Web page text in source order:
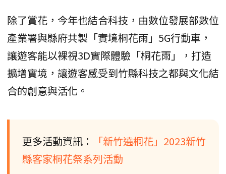
除了賞花，今年也結合科技，由數位發展部數位
產業署與縣府共製「實境桐花雨」5G行動車，
讓遊客能以裸視3D實際體驗「桐花雨」，打造
擴增實境，讓遊客感受到竹縣科技之都與文化結
合的創意與活化。
更多活動資訊：
「新竹遶桐花」2023新竹
縣客家桐花祭系列活動